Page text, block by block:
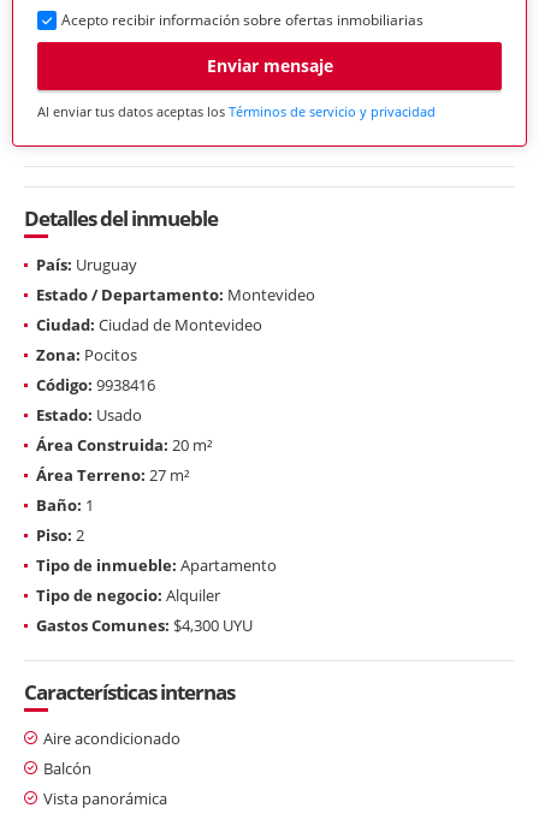
Acepto recibir información sobre ofertas inmobiliarias
Enviar mensaje
Al enviar tus datos aceptas los Términos de servicio y privacidad
Detalles del inmueble
País: Uruguay
Estado / Departamento: Montevideo
Ciudad: Ciudad de Montevideo
Zona: Pocitos
Código: 9938416
Estado: Usado
Área Construida: 20 m²
Área Terreno: 27 m²
Baño: 1
Piso: 2
Tipo de inmueble: Apartamento
Tipo de negocio: Alquiler
Gastos Comunes: $4,300 UYU
Características internas
Aire acondicionado
Balcón
Vista panorámica